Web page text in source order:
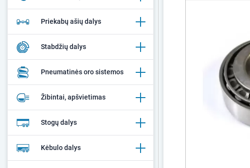
Priekabų ašių dalys
Stabdžių dalys
Pneumatinės oro sistemos
Žibintai, apšvietimas
Stogų dalys
Kėbulo dalys